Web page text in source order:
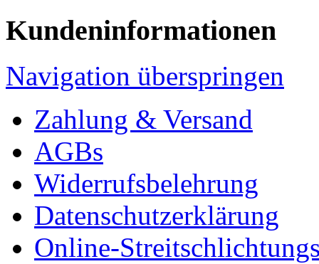
Kundeninformationen
Navigation überspringen
Zahlung & Versand
AGBs
Widerrufsbelehrung
Datenschutzerklärung
Online-